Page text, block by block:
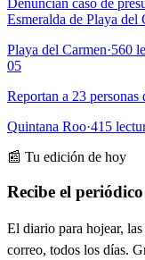
Esmeralda de Playa del
Playa del Carmen·560
05
Reportan a 23 personas
Quintana Roo·415
📰 Tu edición de hoy
Recibe el
El diario para hojear,
correo, todos los días.